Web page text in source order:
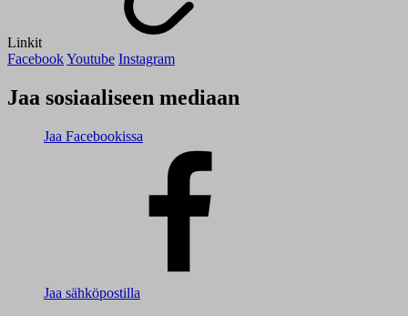
Linkit
FacebookYoutube Instagram
Jaa sosiaaliseen mediaan
Jaa Facebookissa
Jaa sähköpostilla